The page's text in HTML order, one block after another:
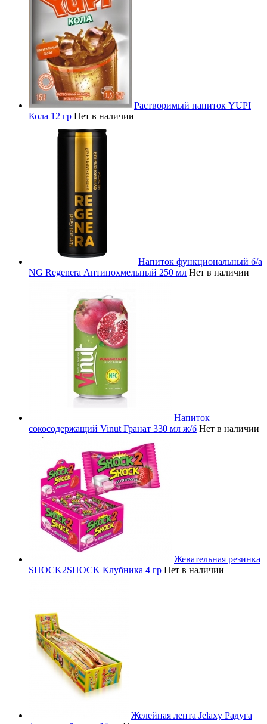
Растворимый напиток YUPI
Кола 12 гр Нет в наличии
Напиток функциональный б/а
NG Regenera Антипохмельный 250 мл Нет в наличии
Напиток
сокосодержащий Vinut Гранат 330 мл ж/б Нет в наличии
Жевательная резинка
SHOCK2SHOCK Клубника 4 гр Нет в наличии
Желейная лента Jelaxy Радуга